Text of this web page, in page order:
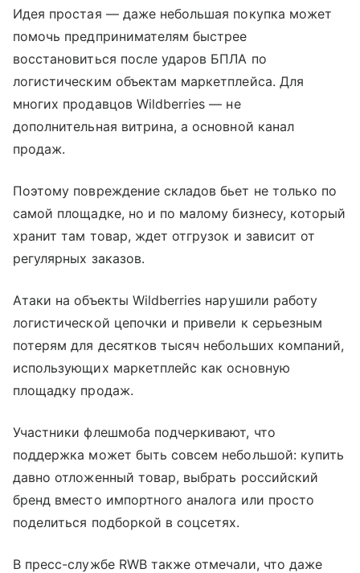
Идея простая — даже небольшая покупка может
помочь предпринимателям быстрее
восстановиться после ударов БПЛА по
логистическим объектам маркетплейса. Для
многих продавцов Wildberries — не
дополнительная витрина, а основной канал
продаж.
Поэтому повреждение складов бьет не только по
самой площадке, но и по малому бизнесу, который
хранит там товар, ждет отгрузок и зависит от
регулярных заказов.
Атаки на объекты Wildberries нарушили работу
логистической цепочки и привели к серьезным
потерям для десятков тысяч небольших компаний,
использующих маркетплейс как основную
площадку продаж.
Участники флешмоба подчеркивают, что
поддержка может быть совсем небольшой: купить
давно отложенный товар, выбрать российский
бренд вместо импортного аналога или просто
поделиться подборкой в соцсетях.
В пресс-службе RWB также отмечали, что даже